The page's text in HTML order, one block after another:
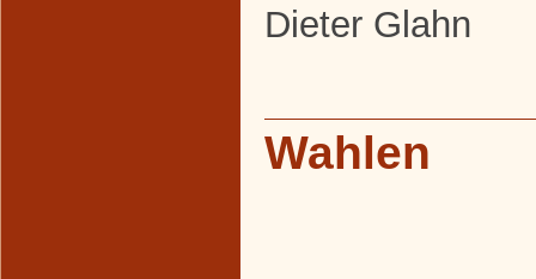
Dieter Glahn
Wahlen